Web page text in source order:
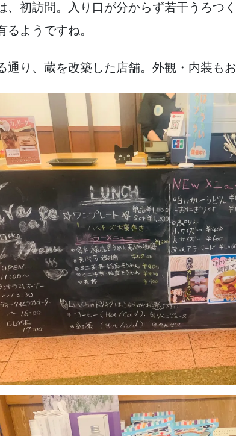
、初訪問。入り口が分からず若干うろつ
るようですね。
通り、蔵を改築した店舗。外観・内装もお